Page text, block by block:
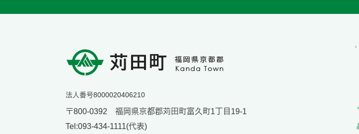
法人番号8000020406210
〒800-0392 福岡県京都郡苅田町富久町1丁目19-1
Tel:093-434-1111(代表)